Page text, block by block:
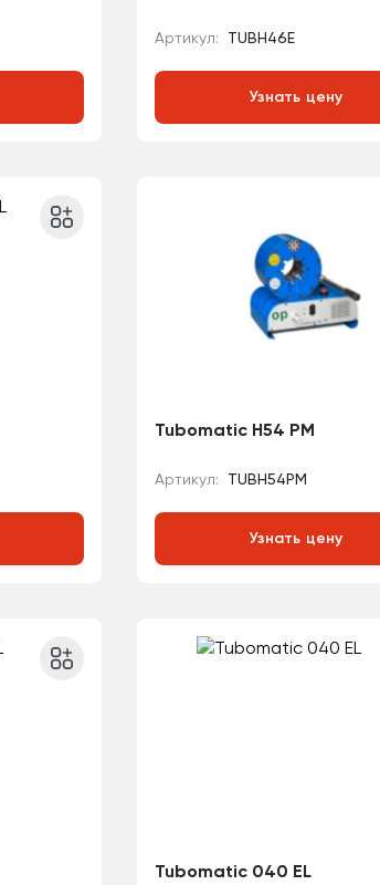
Артикул: TUBH46E
Узнать цену
Tubomatic H54 PM
Артикул: TUBH54PM
Узнать цену
Tubomatic 040 EL